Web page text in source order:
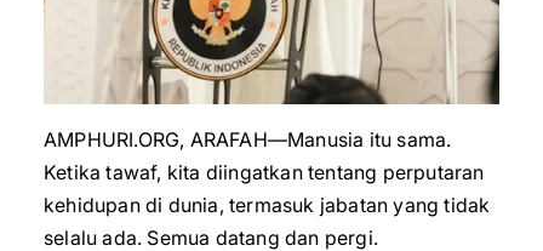
AMPHURI.ORG, ARAFAH—Manusia itu sama.
Ketika tawaf, kita diingatkan tentang perputaran
kehidupan di dunia, termasuk jabatan yang tidak
selalu ada. Semua datang dan pergi.